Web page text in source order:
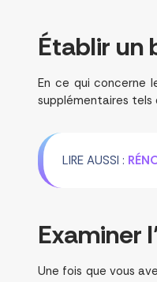
Établir un
En ce qui concerne
supplémentaires tels
LIRE AUSSI :
Examiner
Une fois que vous